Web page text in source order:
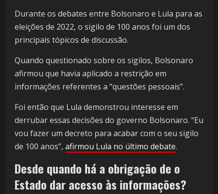
Durante os debates entre Bolsonaro e Lula para as
eleições de 2022, o sigilo de 100 anos foi um dos
principais tópicos de discussão.
Quando questionado sobre os sigilos, Bolsonaro
afirmou que havia aplicado a restrição em
informações referentes a “questões pessoais”.
Foi então que Lula demonstrou interesse em
derrubar essas decisões do governo Bolsonaro. “Eu
vou fazer um decreto para acabar com o seu sigilo
de 100 anos”, afirmou Lula no último debate.
Desde quando há a obrigação de o
Estado dar acesso às informações?